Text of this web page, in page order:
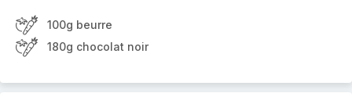
100g beurre
180g chocolat noir